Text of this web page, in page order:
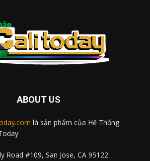
ABOUT US
là sản phẩm của Hệ Thống
Road #109, San Jose, CA 95122